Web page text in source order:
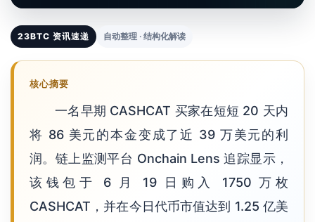
23BTC 资讯速递 自动整理 · 结构化解读
核心摘要
一名早期 CASHCAT 买家在短短 20 天内
将 86 美元的本金变成了近 39 万美元的利
润。链上监测平台 Onchain Lens 追踪显示，
该钱包于 6 月 19 日购入 1750 万枚
CASHCAT，并在今日代币市值达到 1.25 亿美